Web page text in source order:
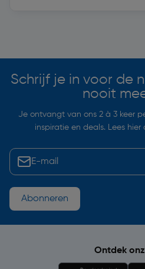
Schrijf je in voor de
nooit
Je ontvangt van ons 2 à 3 keer
inspiratie en deals. Lees hier
Abonneren
Ontdek